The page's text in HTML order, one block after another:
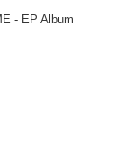
- EP Album